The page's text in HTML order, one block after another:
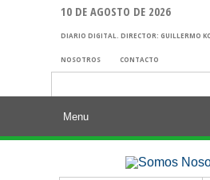
10 DE AGOSTO DE 2026
DIARIO DIGITAL. DIRECTOR: GUILLERMO
NOSOTROS CONTACTO